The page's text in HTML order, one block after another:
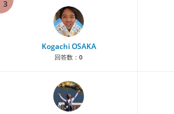
3
Kogachi OSAKA
回答数： 0